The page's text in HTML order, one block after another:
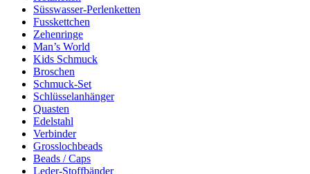
Süsswasser-Perlenketten
Fusskettchen
Zehenringe
Man’s World
Kids Schmuck
Broschen
Schmuck-Set
Schlüsselanhänger
Quasten
Edelstahl
Verbinder
Grosslochbeads
Beads / Caps
Leder-Stoffbänder